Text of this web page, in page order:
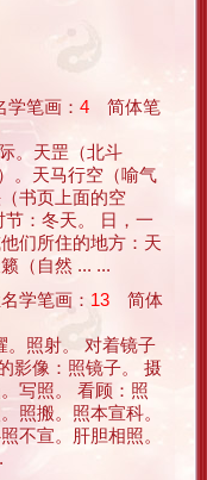
笔画： 4 简体笔
。天罡（北斗
。天马行空（喻气
书页上面的空
：冬天。 日，一
们所住的地方：天
（自然 ... ...
学笔画： 13 简体
。照射。 对着镜子
影像：照镜子。 摄
写照。 看顾：照
照搬。照本宣科。
不宣。肝胆相照。